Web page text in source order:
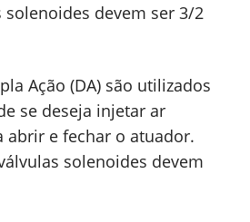
solenoides devem ser 3/2
Ação (DA) são utilizados
se deseja injetar ar
e fechar o atuador.
solenoides devem